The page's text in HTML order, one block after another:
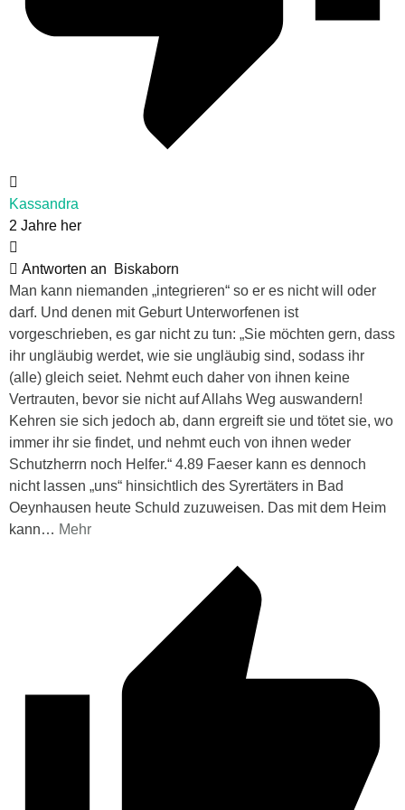
Kassandra
2 Jahre her
Antworten an
Biskaborn
Man kann niemanden „integrieren“ so er es nicht will oder
darf. Und denen mit Geburt Unterworfenen ist
vorgeschrieben, es gar nicht zu tun: „Sie möchten gern, dass
ihr ungläubig werdet, wie sie ungläubig sind, sodass ihr
(alle) gleich seiet. Nehmt euch daher von ihnen keine
Vertrauten, bevor sie nicht auf Allahs Weg auswandern!
Kehren sie sich jedoch ab, dann ergreift sie und tötet sie, wo
immer ihr sie findet, und nehmt euch von ihnen weder
Schutzherrn noch Helfer.“ 4.89 Faeser kann es dennoch
nicht lassen „uns“ hinsichtlich des Syrertäters in Bad
Oeynhausen heute Schuld zuzuweisen. Das mit dem Heim
kann… Mehr